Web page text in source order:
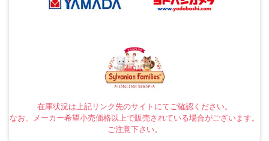
在庫状況は上記リンク先のサイトにてご確認ください。
なお、メーカー希望小売価格以上で販売されている場合がございます。
ご注意下さい。